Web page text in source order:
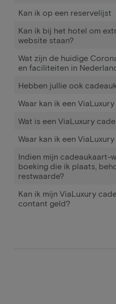
Kan ik op een reservelijst
Kan ik bij het hotel om
website staan?
Wat zijn de huidige
en faciliteiten in
Hebben jullie ook
Waar kan ik een
Wat is een ViaLuxury
Waar kan ik een
Indien mijn cadeaukaart-
boeking die ik plaats,
restwaarde?
Kan ik mijn ViaLuxury
contant geld?